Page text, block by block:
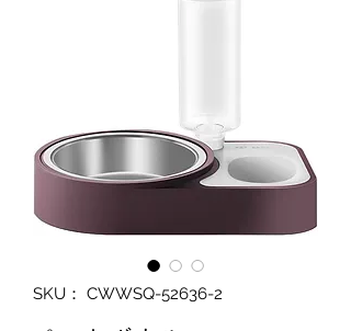
SKU： CWWSQ-52636-2